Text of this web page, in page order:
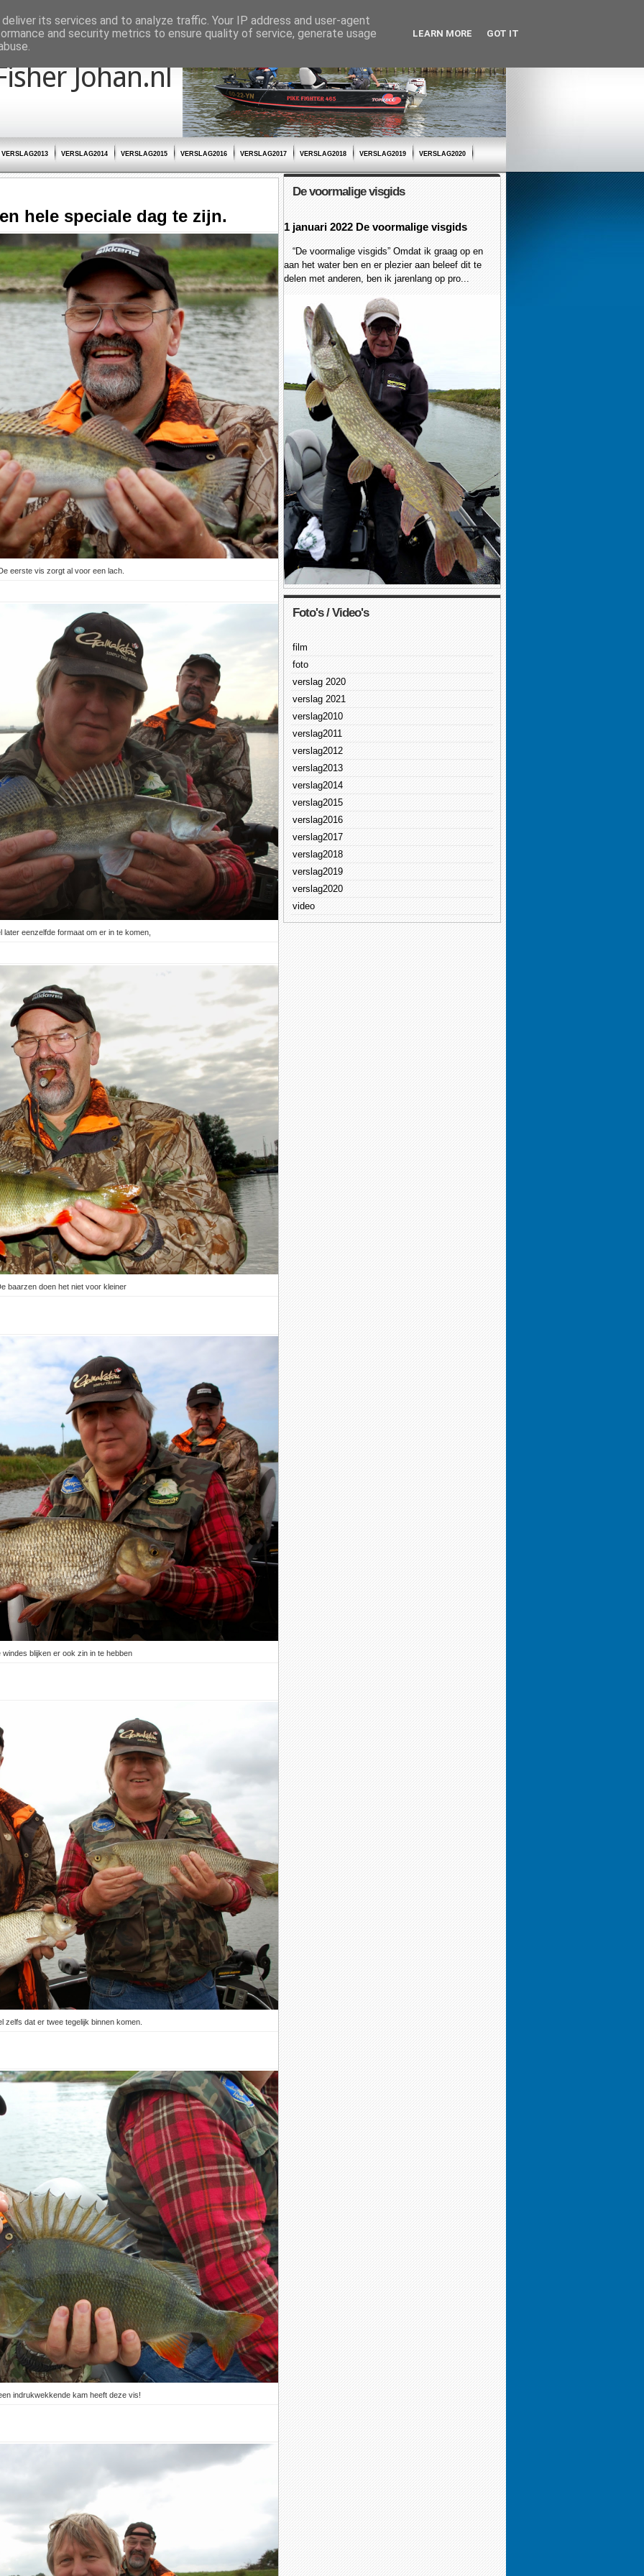
Johan.nl
VERSLAG2013 VERSLAG2014 VERSLAG2015 VERSLAG2016 VERSLAG2017 VERSLAG2018 VERSLAG2019 VERSLAG2020
hele speciale dag te zijn.
eerste vis zorgt al voor een lach.
later eenzelfde formaat om er in te komen,
baarzen doen het niet voor kleiner
windes blijken er ook zin in te hebben
zelfs dat er twee tegelijk binnen komen.
indrukwekkende kam heeft deze vis!
De voormalige visgids
1 januari 2022 De voormalige visgids
“De voormalige visgids” Omdat ik graag op en
aan het water ben en er plezier aan beleef dit te
delen met anderen, ben ik jarenlang op pro...
Foto's / Video's
film
foto
verslag 2020
verslag 2021
verslag2010
verslag2011
verslag2012
verslag2013
verslag2014
verslag2015
verslag2016
verslag2017
verslag2018
verslag2019
verslag2020
video
its services and to analyze traffic. Your IP address and user-agent
and security metrics to ensure quality of service, generate usage
LEARN MORE GOT IT